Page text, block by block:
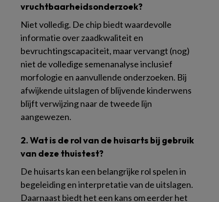
vruchtbaarheidsonderzoek?
Niet volledig. De chip biedt waardevolle
informatie over zaadkwaliteit en
bevruchtingscapaciteit, maar vervangt (nog)
niet de volledige semenanalyse inclusief
morfologie en aanvullende onderzoeken. Bij
afwijkende uitslagen of blijvende kinderwens
blijft verwijzing naar de tweede lijn
aangewezen.
2. Wat is de rol van de huisarts bij gebruik
van deze thuistest?
De huisarts kan een belangrijke rol spelen in
begeleiding en interpretatie van de uitslagen.
Daarnaast biedt het een kans om eerder het